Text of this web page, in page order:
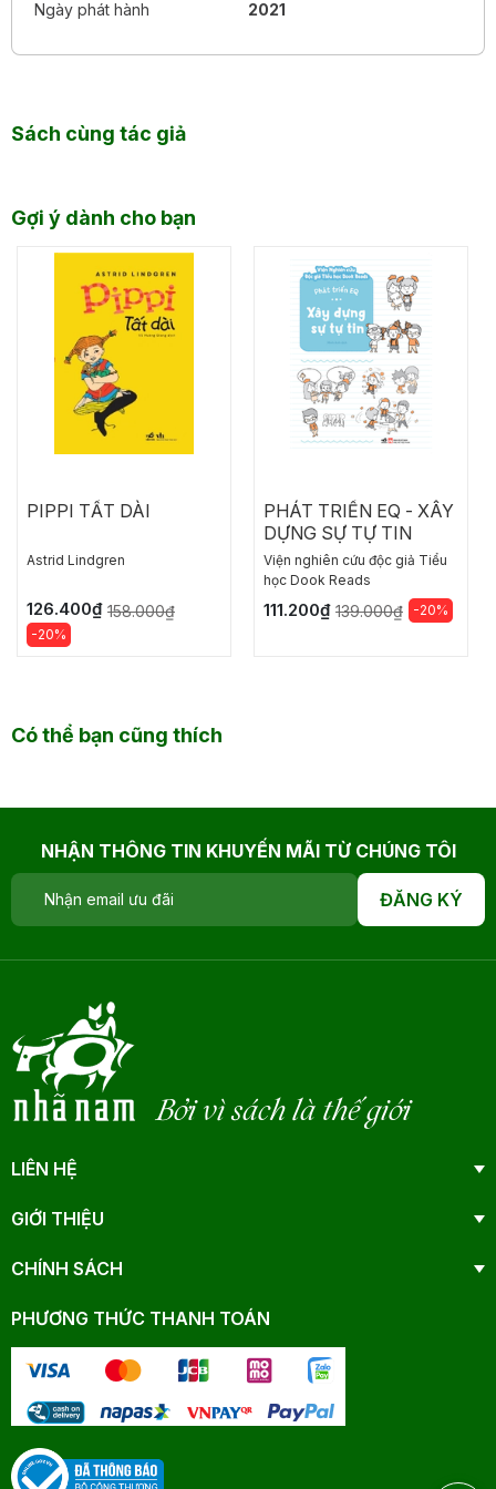
đó nghĩ ra cách tương tác với Mẹ thiên nhiên sao cho an
ý, không bị tiếp thu một chiều. Vừa đọc vừa rà lại kiến thức
hướng dẫn làm các hoạt động bảo vệ môi trường ngay tại
môi trường mình sống.
Ngày phát hành
2021
Sách cùng tác giả
Gợi ý dành cho bạn
PIPPI TẤT DÀI
Astrid Lindgren
126.400₫ 158.000₫
-20%
PHÁT TRIỂN EQ - XÂY
DỰNG SỰ TỰ TIN
Viện nghiên cứu độc giả Tiểu
học Dook Reads
111.200₫ 139.000₫ -20%
Có thể bạn cũng thích
NHẬN THÔNG TIN KHUYẾN MÃI TỪ CHÚNG TÔI
ĐĂNG KÝ
Bởi vì sách là thế giới
LIÊN HỆ
GIỚI THIỆU
CHÍNH SÁCH
PHƯƠNG THỨC THANH TOÁN